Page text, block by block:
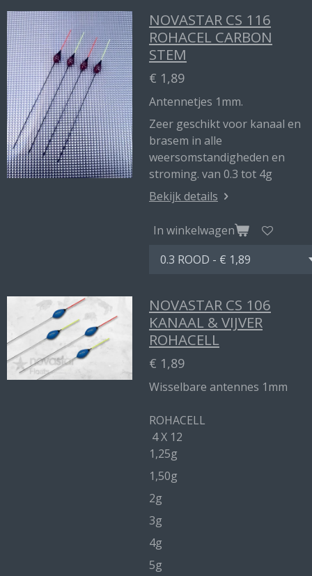
NOVASTAR CS 116
ROHACEL CARBON
STEM
€ 1,89
Antennetjes 1mm.
Zeer geschikt voor kanaal en
brasem in alle
weersomstandigheden en
stroming. van 0.3 tot 4g
Bekijk details
In winkelwagen
NOVASTAR CS 106
KANAAL & VIJVER
ROHACELL
€ 1,89
Wisselbare antennes 1mm
ROHACELL
4 X 12
1,25g
1,50g
2g
3g
4g
5g